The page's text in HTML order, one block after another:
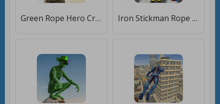
Green Rope Hero Crime City Games [Unlocked] Iron Stickman Rope Hero Gangstar Crime [Без рекламы]